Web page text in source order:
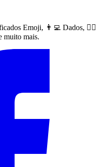
Emoji, 👨‍💻 Dados, 🙅‍♀️
muito mais.